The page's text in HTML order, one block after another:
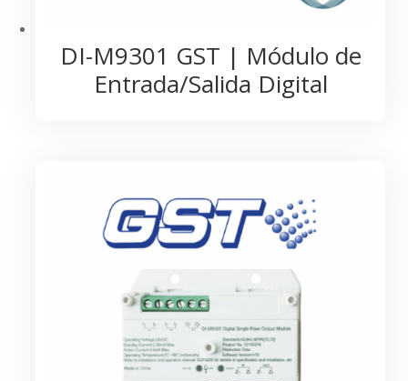
DI-M9301 GST | Módulo de
Entrada/Salida Digital